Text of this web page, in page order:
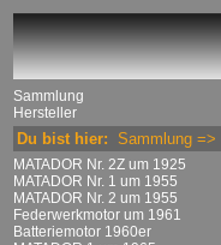
Sammlung
Hersteller
Du bist hier: Sammlung =>
MATADOR Nr. 2Z um 1925
MATADOR Nr. 1 um 1955
MATADOR Nr. 2 um 1955
Federwerkmotor um 1961
Batteriemotor 1960er